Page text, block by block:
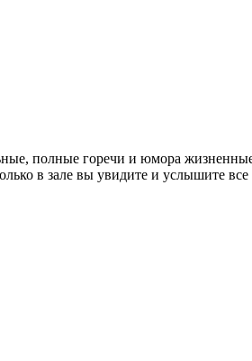
полные горечи и юмора
в зале вы увидите и услышите